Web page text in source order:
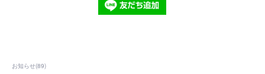
お知らせ(89)